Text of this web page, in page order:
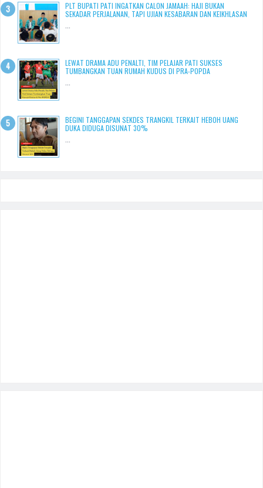
PLT BUPATI PATI INGATKAN CALON JAMAAH: HAJI BUKAN
SEKADAR PERJALANAN, TAPI UJIAN KESABARAN DAN KEIKHLASAN
LEWAT DRAMA ADU PENALTI, TIM PELAJAR PATI SUKSES
TUMBANGKAN TUAN RUMAH KUDUS DI PRA-POPDA
BEGINI TANGGAPAN SEKDES TRANGKIL TERKAIT HEBOH UANG
DUKA DIDUGA DISUNAT 30%